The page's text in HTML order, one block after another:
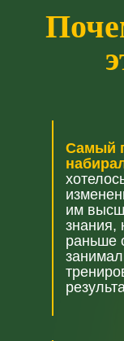
П
Самый
им
знания,
раньше